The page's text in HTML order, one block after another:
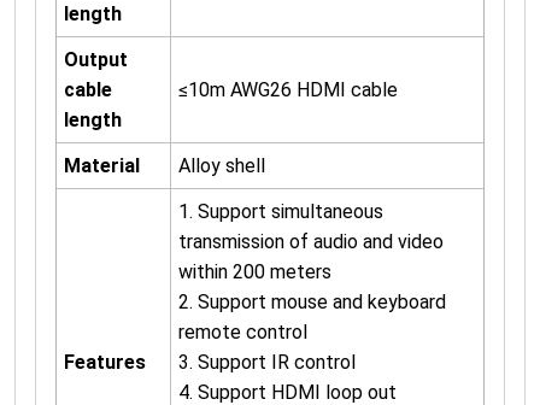
length
Output
cable
length
≤10m AWG26 HDMI cable
Material Alloy shell
Features
1. Support simultaneous
transmission of audio and video
within 200 meters
2. Support mouse and keyboard
remote control
3. Support IR control
4. Support HDMI loop out